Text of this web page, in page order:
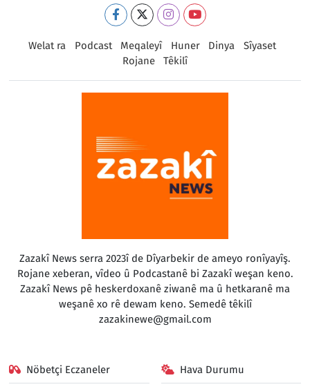
Welat ra Podcast Meqaleyî Huner Dinya
Sîyaset
Rojane
Têkilî
Zazakî News serra 2023î de Dîyarbekir de ameyo ronîyayîş.
Rojane xeberan, vîdeo û Podcastanê bi Zazakî weşan keno.
Zazakî News pê heskerdoxanê ziwanê ma û hetkaranê ma
weşanê xo rê dewam keno. Semedê têkilî
zazakinewe@gmail.com
Nöbetçi Eczaneler Hava Durumu